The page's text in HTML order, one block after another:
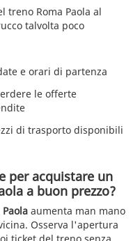
treno Roma Paola al
talvolta poco
e orari di partenza
le offerte
di trasporto disponibili
per acquistare un
a buon prezzo?
aumenta man mano
Osserva l'apertura